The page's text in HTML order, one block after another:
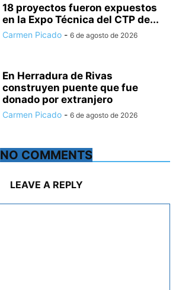
18 proyectos fueron expuestos
en la Expo Técnica del CTP de...
Carmen Picado - 6 de agosto de 2026
En Herradura de Rivas
construyen puente que fue
donado por extranjero
Carmen Picado - 6 de agosto de 2026
NO COMMENTS
LEAVE A REPLY